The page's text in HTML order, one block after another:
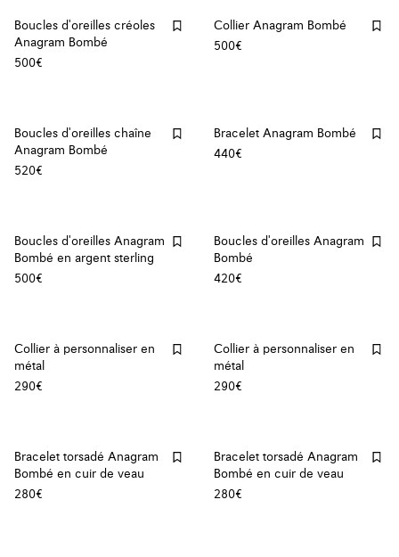
Boucles d'oreilles créoles
Anagram Bombé
500€
Collier Anagram Bombé
500€
Boucles d'oreilles chaîne
Anagram Bombé
520€
Bracelet Anagram Bombé
440€
Boucles d'oreilles Anagram
Bombé en argent sterling
500€
Boucles d'oreilles Anagram
Bombé
420€
Collier à personnaliser en
métal
290€
Collier à personnaliser en
métal
290€
Bracelet torsadé Anagram
Bombé en cuir de veau
280€
Bracelet torsadé Anagram
Bombé en cuir de veau
280€